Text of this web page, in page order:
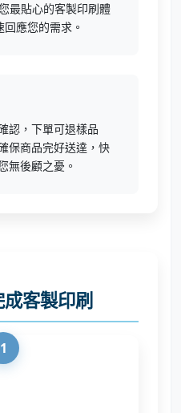
最貼心的客製印刷體
應您的需求。
認，下單可退樣品
保商品完好送達，快
無後顧之憂。
客製印刷
1